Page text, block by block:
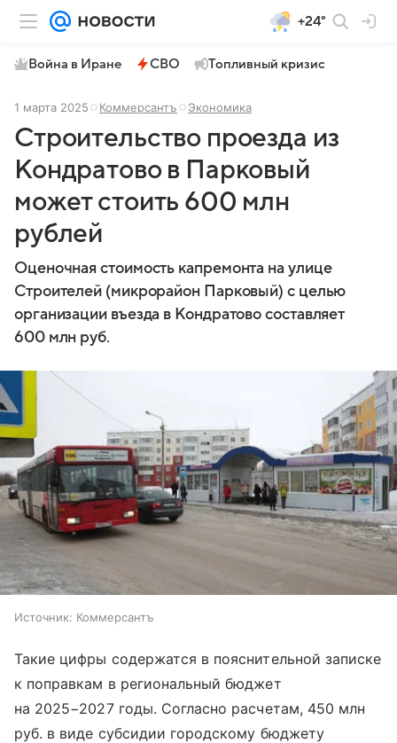
+24°
Война в Иране СВО Топливный кризис
1 марта 2025 Коммерсантъ Экономика
Строительство проезда из
Кондратово в Парковый
может стоить 600 млн
рублей
Оценочная стоимость капремонта на улице
Строителей (микрорайон Парковый) с целью
организации въезда в Кондратово составляет
600 млн руб.
Источник: Коммерсантъ
Такие цифры содержатся в пояснительной записке
к поправкам в региональный бюджет
на 2025−2027 годы. Согласно расчетам, 450 млн
руб. в виде субсидии городскому бюджету